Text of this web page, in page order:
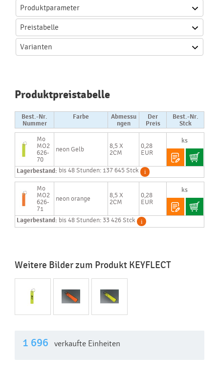
Produktparameter
Preistabelle
Varianten
Produktpreistabelle
Best.-Nr.
Nummer
Farbe
Abmessu
ngen
Der
Preis
Best.-Nr.
Stck
Mo
MO2
626-
70
neon Gelb
8,5 X
2CM
0,28
EUR
Lagerbestand: bis 48 Stunden: 137 645 Stck
Mo
MO2
626-
71
neon orange
8,5 X
2CM
0,28
EUR
Lagerbestand: bis 48 Stunden: 33 426 Stck
Weitere Bilder zum Produkt KEYFLECT
1 696 verkaufte Einheiten